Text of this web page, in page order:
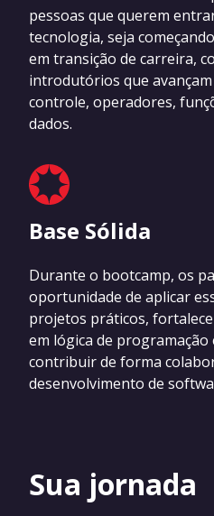
pessoas que querem
tecnologia, seja
em transição de carreira,
introdutórios que
controle, operadores,
dados.
Base Sólida
Durante o bootcamp, os
oportunidade de aplicar
projetos práticos,
em lógica de
contribuir de forma
desenvolvimento de
Sua jornada